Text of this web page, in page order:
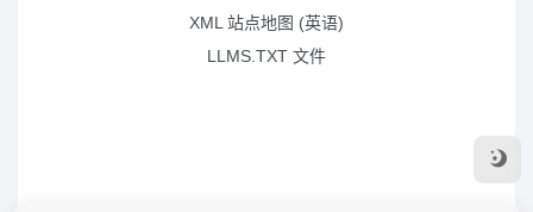
XML 站点地图 (英语)
LLMS.TXT 文件